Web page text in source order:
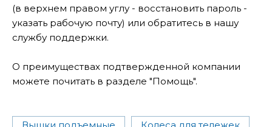
(в верхнем правом углу - восстановить пароль -
указать рабочую почту) или обратитесь в нашу
службу поддержки.
О преимуществах подтвержденной компании
можете почитать в разделе "Помощь".
Вышки подъемные Колеса для тележек